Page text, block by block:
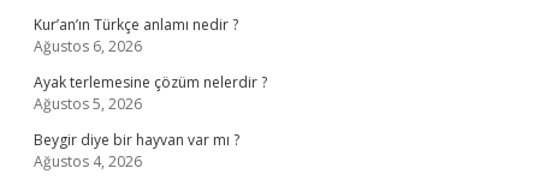
Kur’an’ın Türkçe anlamı nedir ?
Ağustos 6, 2026
Ayak terlemesine çözüm nelerdir ?
Ağustos 5, 2026
Beygir diye bir hayvan var mı ?
Ağustos 4, 2026